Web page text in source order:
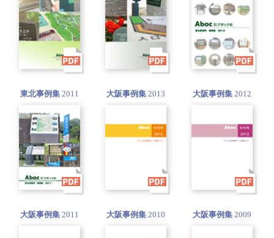
東北事例集 2011 大阪事例集 2013 大阪事例集2012
大阪事例集 2011 大阪事例集 2010 大阪事例集2009